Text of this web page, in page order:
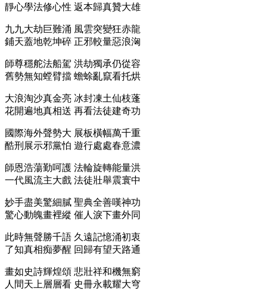
靜心學法修心性 返本歸真贊大雄
九九大劫巨難涌 風雲突變狂赤龍
鋪天蓋地乾坤碎 正邪較量惡浪洶
師尊穩舵法船駕 洪劫獨承仍從容
舊勢無知螳臂擋 蟾蜍亂竄看托烘
大浪淘沙真金亮 冰封凍土仙枝蓬
花開遍地真相送 再看法徒建奇功
國際海外聲勢大 展板橫幅萬千重
酷刑展示邪黨怕 遊行處處春意濃
師恩浩蕩勤呵護 法輪旋轉能量洪
一代風流主大戲 法徒壯舉震寰中
妙手盡美驚細膩 聖典全善嘆神功
驚心動魄畫裡縱 催人淚下畫外同
此時無聲勝千語 久遠記憶涌初衷
了知真相痴夢醒 回歸有望天路通
畫如史詩輝煌頌 悲壯祥和機無窮
人間天上層層看 史冊永載耀大穹